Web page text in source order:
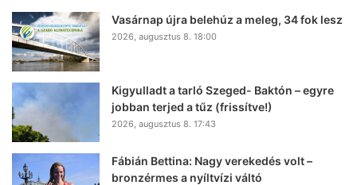
Vasárnap újra belehúz a meleg, 34 fok lesz
2026, augusztus 8. 18:00
Kigyulladt a tarló Szeged- Baktón – egyre
jobban terjed a tűz (frissítve!)
2026, augusztus 8. 17:43
Fábián Bettina: Nagy verekedés volt –
bronzérmes a nyíltvízi váltó